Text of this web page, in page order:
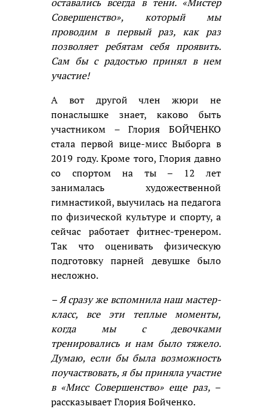
Совершенство», который мы
проводим в первый раз, как раз
позволяет ребятам себя проявить.
Сам бы с радостью принял в нем
участие!
А вот другой член жюри не
понаслышке знает, каково быть
участником – Глория БОЙЧЕНКО
стала первой вице-мисс Выборга в
2019 году. Кроме того, Глория давно
со спортом на ты – 12 лет
занималась художественной
гимнастикой, выучилась на педагога
по физической культуре и спорту, а
сейчас работает фитнес-тренером.
Так что оценивать физическую
подготовку парней девушке было
несложно.
– Я сразу же вспомнила наш мастер-
класс, все эти теплые моменты,
когда мы с девочками
тренировались и нам было тяжело.
Думаю, если бы была возможность
поучаствовать, я бы приняла участие
в «Мисс Совершенство» еще раз, –
рассказывает Глория Бойченко.